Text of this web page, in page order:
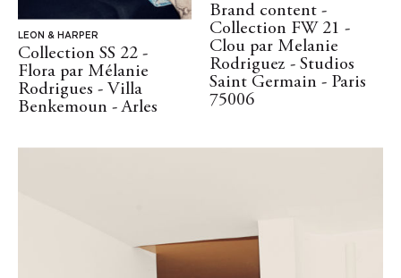
LEON & HARPER
Collection SS 22 -
Flora par Mélanie
Rodrigues - Villa
Benkemoun - Arles
Brand content -
Collection FW 21 -
Clou par Melanie
Rodriguez - Studios
Saint Germain - Paris
75006